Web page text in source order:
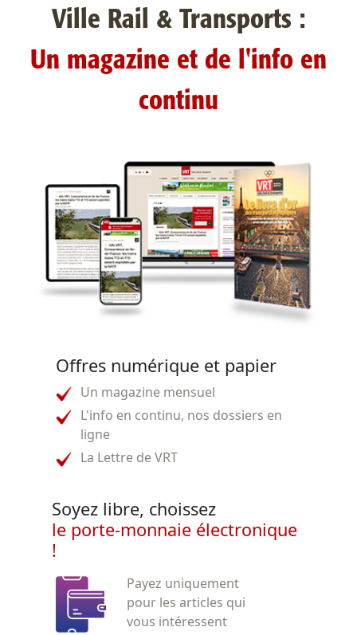
Ville Rail & Transports :
Un magazine et de l'info en
continu
Offres numérique et papier
Un magazine mensuel
L'info en continu, nos dossiers en
ligne
La Lettre de VRT
Soyez libre, choissez
le porte-monnaie électronique
!
Payez uniquement
pour les articles qui
vous intéressent